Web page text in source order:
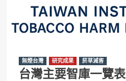
無煙台灣 研究成果 菸草減害
台灣主要智庫一覽表